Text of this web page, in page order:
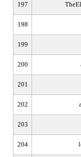
197
198
199
200
201
202
203
204